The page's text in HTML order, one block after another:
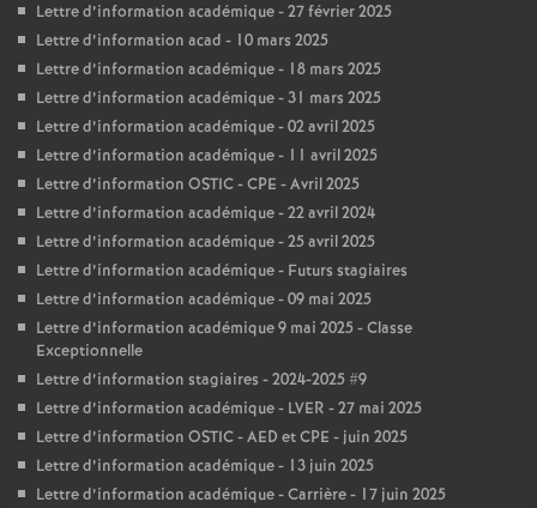
Lettre d’information académique - 27 février 2025
Lettre d’information acad - 10 mars 2025
Lettre d’information académique - 18 mars 2025
Lettre d’information académique - 31 mars 2025
Lettre d’information académique - 02 avril 2025
Lettre d’information académique - 11 avril 2025
Lettre d’information OSTIC - CPE - Avril 2025
Lettre d’information académique - 22 avril 2024
Lettre d’information académique - 25 avril 2025
Lettre d’information académique - Futurs stagiaires
Lettre d’information académique - 09 mai 2025
Lettre d’information académique 9 mai 2025 - Classe
Exceptionnelle
Lettre d’information stagiaires - 2024-2025 #9
Lettre d’information académique - LVER - 27 mai 2025
Lettre d’information OSTIC - AED et CPE - juin 2025
Lettre d’information académique - 13 juin 2025
Lettre d’information académique - Carrière - 17 juin 2025